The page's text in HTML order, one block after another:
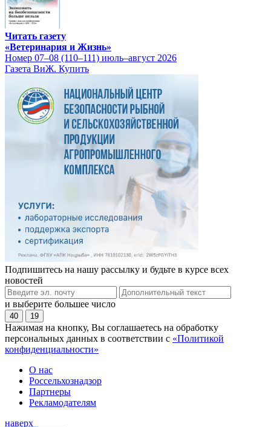
Читать газету
«Ветеринария и Жизнь»
Номер 07–08 (110–111) июль–август 2026
Газета ВиЖ. Купить
Подпишитесь на нашу рассылку и будьте в курсе всех
новостей
и выберите большее число
40 19
Нажимая на кнопку, Вы соглашаетесь на обработку
персональных данных в соответствии с «Политикой
конфиденциальности»
О нас
Россельхознадзор
Партнеры
Рекламодателям
наверх